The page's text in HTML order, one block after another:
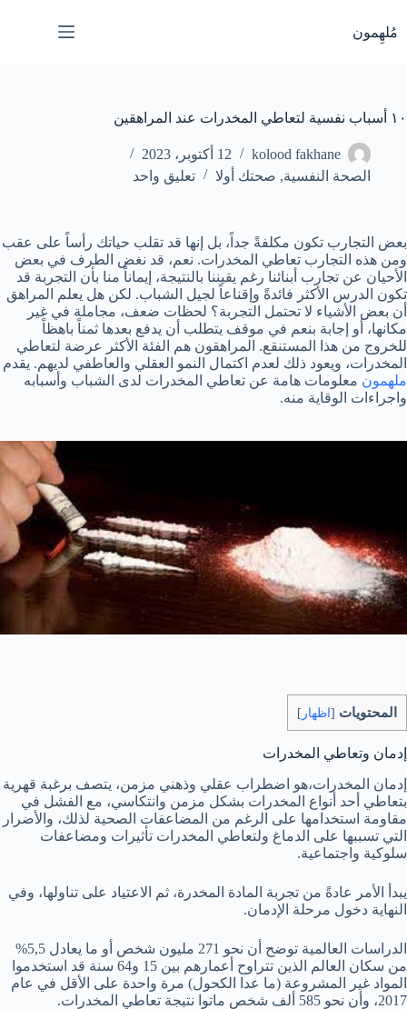
إلى
المحتوى
مُلهِمون
١٠ أسباب نفسية لتعاطي المخدرات عند المراهقين
kolood fakhane
12 أكتوبر، 2023
الصحة النفسية, صحتك أولا تعليق واحد
بعض التجارب تكون مكلفةً جداً، بل إنها قد تقلب حياتك رأساً على عقب
ومن هذه التجارب تعاطي المخدرات. نعم، قد نغض الطرف في بعض
الأحيان عن تجارب أبنائنا رغم يقيننا بالنتيجة، إيماناً منا بأن التجربة قد
تكون الدرس الأكثر فائدةً وإقناعاً لجيل الشباب. لكن هل يعلم المراهق
أن بعض الأشياء لا تحتمل التجربة؟ لحظات ضعف، مجاملة في غير
مكانها، أو إجابة بنعم في موقف يتطلب أن يدفع بعدها ثمناً باهظاً
للخروج من هذا المستنقع. المراهقون هم الفئة الأكثر عرضة لتعاطي
المخدرات، ويعود ذلك لعدم اكتمال النمو العقلي والعاطفي لديهم. يقدم
ملهمون معلومات هامة عن تعاطي المخدرات لدى الشباب وأسبابه
واجراءات الوقاية منه.
المحتويات [ اظهار ]
إدمان وتعاطي المخدرات
إدمان المخدرات،هو اضطراب عقلي وذهني مزمن، يتصف برغبة قهرية
بتعاطي أحد أنواع المخدرات بشكل مزمن وانتكاسي، مع الفشل في
مقاومة استخدامها على الرغم من المضاعفات الصحية لذلك، والأضرار
التي تسببها على الدماغ ولتعاطي المخدرات تأثيرات ومضاعفات
سلوكية واجتماعية.
يبدأ الأمر عادةً من تجربة المادة المخدرة، ثم الاعتياد على تناولها، وفي
النهاية دخول مرحلة الإدمان.
الدراسات العالمية توضح أن نحو 271 مليون شخص أو ما يعادل 5,5%
من سكان العالم الذين تتراوح أعمارهم بين 15 و64 سنة قد استخدموا
المواد غير المشروعة (ما عدا الكحول) مرة واحدة على الأقل في عام
2017، وأن نحو 585 ألف شخص ماتوا نتيجة تعاطي المخدرات.